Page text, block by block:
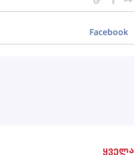
ყველა
Facebook